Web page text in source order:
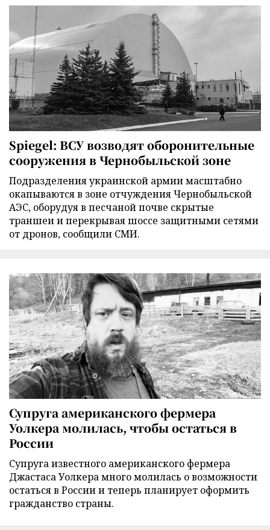
Spiegel: ВСУ возводят оборонительные
сооружения в Чернобыльской зоне
Подразделения украинской армии масштабно
окапываются в зоне отчуждения Чернобыльской
АЭС, оборудуя в песчаной почве скрытые
траншеи и перекрывая шоссе защитными сетями
от дронов, сообщили СМИ.
Супруга американского фермера
Уолкера молилась, чтобы остаться в
России
Супруга известного американского фермера
Джастаса Уолкера много молилась о возможности
остаться в России и теперь планирует оформить
гражданство страны.